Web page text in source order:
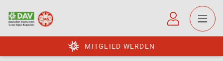
MITGLIED WERDEN